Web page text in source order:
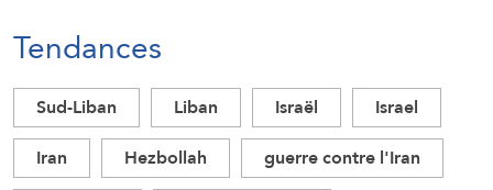
Tendances
Sud-Liban Liban Israël
Israel
Iran
Hezbollah
guerre contre l'Iran